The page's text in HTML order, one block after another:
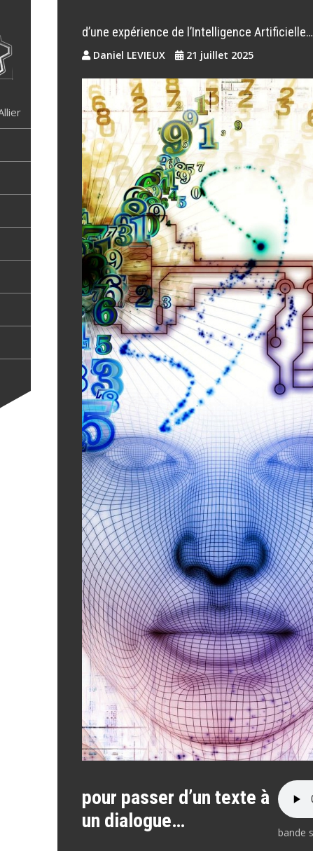
d’une expérience de l’Intelligence Artificielle…
Daniel LEVIEUX 21 juillet 2025
pour passer d’un texte à
un dialogue…
bande